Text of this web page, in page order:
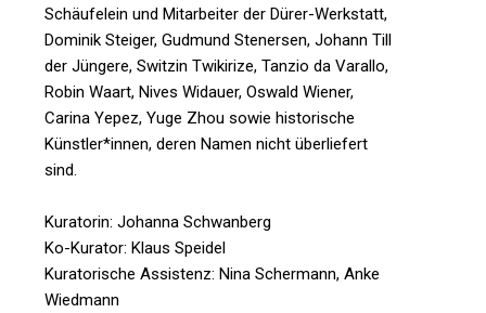
Schäufelein und Mitarbeiter der Dürer-Werkstatt,
Dominik Steiger, Gudmund Stenersen, Johann Till
der Jüngere, Switzin Twikirize, Tanzio da Varallo,
Robin Waart, Nives Widauer, Oswald Wiener,
Carina Yepez, Yuge Zhou sowie historische
Künstler*innen, deren Namen nicht überliefert
sind.
Kuratorin: Johanna Schwanberg
Ko-Kurator: Klaus Speidel
Kuratorische Assistenz: Nina Schermann, Anke
Wiedmann